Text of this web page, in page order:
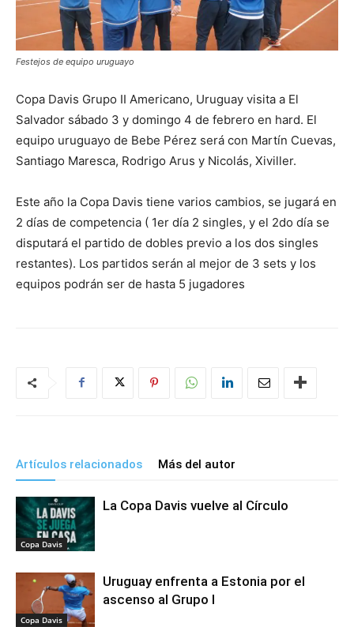
Festejos de equipo uruguayo
Copa Davis Grupo II Americano, Uruguay visita a El
Salvador sábado 3 y domingo 4 de febrero en hard. El
equipo uruguayo de Bebe Pérez será con Martín Cuevas,
Santiago Maresca, Rodrigo Arus y Nicolás, Xiviller.
Este año la Copa Davis tiene varios cambios, se jugará en
2 días de competencia ( 1er día 2 singles, y el 2do día se
disputará el partido de dobles previo a los dos singles
restantes). Los partidos serán al mejor de 3 sets y los
equipos podrán ser de hasta 5 jugadores
Artículos relacionados Más del autor
Copa Davis
La Copa Davis vuelve al Círculo
Copa Davis
Uruguay enfrenta a Estonia por el
ascenso al Grupo I